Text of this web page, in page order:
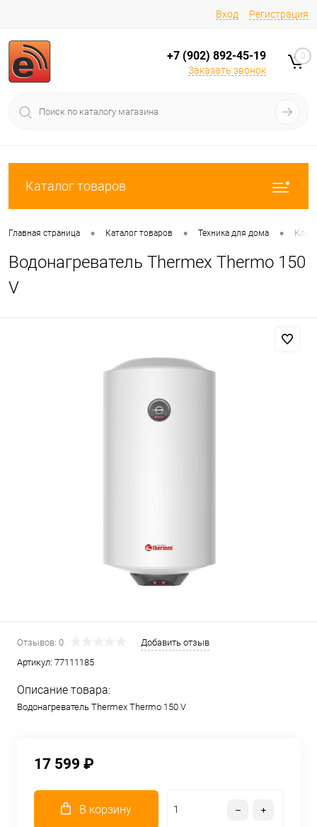
Вход Регистрация
+7 (902) 892-45-19
Заказать звонок
0
Каталог товаров
Главная страница • Каталог товаров • Техника для дома •
Водонагреватель Thermex Thermo 150
V
Отзывов: 0
Добавить отзыв
Артикул: 77111185
Описание товара:
Водонагреватель Thermex Thermo 150 V
17 599 ₽
В корзину